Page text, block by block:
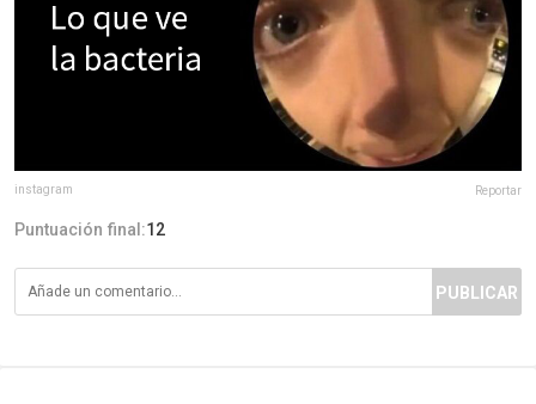
instagram Reportar
Puntuación final:12
PUBLICAR